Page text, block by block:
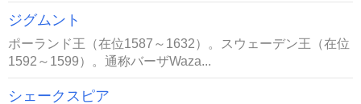
ジグムント
ポーランド王（在位1587～1632）。スウェーデン王（在位
1592～1599）。通称バーザWaza...
シェークスピア